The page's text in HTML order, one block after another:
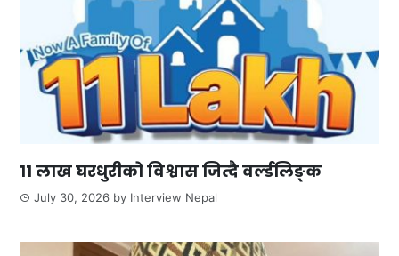
११ लाख घरधुरीको विश्वास जित्दै वर्ल्डलिङ्क
July 30, 2026 by Interview Nepal